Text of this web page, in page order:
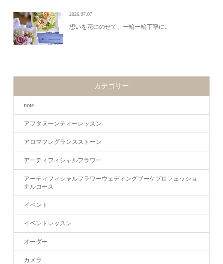
2026.07.07
想いを花にのせて、一輪一輪丁寧に。
カテゴリー
note
アフタヌーンティーレッスン
アロマフレグランスストーン
アーティフィシャルフラワー
アーティフィシャルフラワーウェディングブーケプロフェッショ
ナルコース
イベント
イベントレッスン
オーダー
カメラ